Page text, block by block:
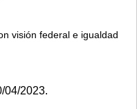
visión federal e igualdad
04/2023.